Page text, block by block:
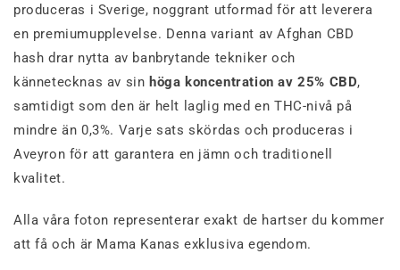
produceras i Sverige, noggrant utformad för att leverera
en premiumupplevelse. Denna variant av Afghan CBD
hash drar nytta av banbrytande tekniker och
kännetecknas av sin höga koncentration av 25% CBD,
samtidigt som den är helt laglig med en THC-nivå på
mindre än 0,3%. Varje sats skördas och produceras i
Aveyron för att garantera en jämn och traditionell
kvalitet.
Alla våra foton representerar exakt de hartser du kommer
att få och är Mama Kanas exklusiva egendom.